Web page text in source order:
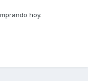
hoy.